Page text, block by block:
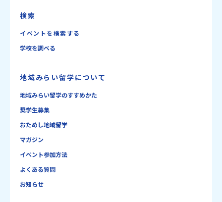
検索
イベントを検索する
学校を調べる
地域みらい留学について
地域みらい留学のすすめかた
奨学生募集
おためし地域留学
マガジン
イベント参加方法
よくある質問
お知らせ